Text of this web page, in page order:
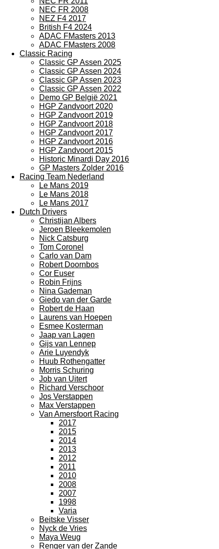
NEC FR 2008
NEZ F4 2017
British F4 2024
ADAC FMasters 2013
ADAC FMasters 2008
Classic Racing
Classic GP Assen 2025
Classic GP Assen 2024
Classic GP Assen 2023
Classic GP Assen 2022
Demo GP België 2021
HGP Zandvoort 2020
HGP Zandvoort 2019
HGP Zandvoort 2018
HGP Zandvoort 2017
HGP Zandvoort 2016
HGP Zandvoort 2015
Historic Minardi Day 2016
GP Masters Zolder 2016
Racing Team Nederland
Le Mans 2019
Le Mans 2018
Le Mans 2017
Dutch Drivers
Christijan Albers
Jeroen Bleekemolen
Nick Catsburg
Tom Coronel
Carlo van Dam
Robert Doornbos
Cor Euser
Robin Frijns
Nina Gademan
Giedo van der Garde
Robert de Haan
Laurens van Hoepen
Esmee Kosterman
Jaap van Lagen
Gijs van Lennep
Arie Luyendyk
Huub Rothengatter
Morris Schuring
Job van Uitert
Richard Verschoor
Jos Verstappen
Max Verstappen
Van Amersfoort Racing
2017
2015
2014
2013
2012
2011
2010
2008
2007
1998
Varia
Beitske Visser
Nyck de Vries
Maya Weug
Renger van der Zande